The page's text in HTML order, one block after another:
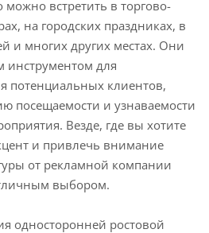
можно встретить в торгово-
на городских праздниках, в
и многих других местах. Они
инструментом для
потенциальных клиентов,
посещаемости и узнаваемости
Везде, где вы хотите
и привлечь внимание
от рекламной компании
выбором.
односторонней ростовой